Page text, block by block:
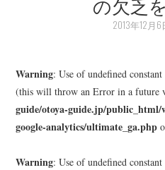
2013年12月6
Warning: Use of undefined
(this will throw an Error in a future
guide/otoya-guide.jp/
google-analytics/ultimate_ga.php
Warning: Use of undefined